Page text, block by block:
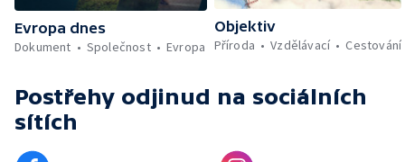
Evropa dnes
Dokument
Společnost Evropa
Objektiv
Příroda
Vzdělávací Cestování
Postřehy odjinud na sociálních
sítích